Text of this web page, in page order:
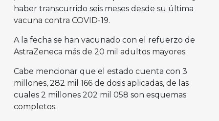
haber transcurrido seis meses desde su última
vacuna contra COVID-19.
A la fecha se han vacunado con el refuerzo de
AstraZeneca más de 20 mil adultos mayores.
Cabe mencionar que el estado cuenta con 3
millones, 282 mil 166 de dosis aplicadas, de las
cuales 2 millones 202 mil 058 son esquemas
completos.